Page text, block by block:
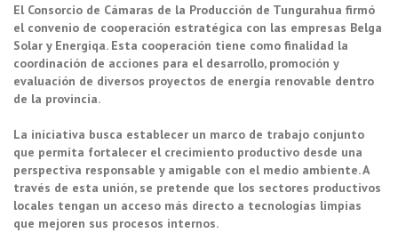
El Consorcio de Cámaras de la Producción de Tungurahua firmó
el convenio de cooperación estratégica con las empresas Belga
Solar y Energiqa. Esta cooperación tiene como finalidad la
coordinación de acciones para el desarrollo, promoción y
evaluación de diversos proyectos de energía renovable dentro
de la provincia.
La iniciativa busca establecer un marco de trabajo conjunto
que permita fortalecer el crecimiento productivo desde una
perspectiva responsable y amigable con el medio ambiente. A
través de esta unión, se pretende que los sectores productivos
locales tengan un acceso más directo a tecnologías limpias
que mejoren sus procesos internos.